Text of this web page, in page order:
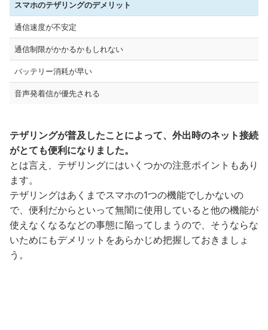
スマホのテザリングのデメリット
通信速度が不安定
通信制限がかかるかもしれない
バッテリー消耗が早い
音声発着信が優先される
テザリングが普及したことによって、外出時のネット接続
がとても便利になりました。
とは言え、テザリングにはいくつかの注意ポイントもあり
ます。
テザリングはあくまでスマホの1つの機能でしかないの
で、便利だからといって無闇に使用していると他の機能が
使えなくなるなどの事態に陥ってしまうので、そうならな
いためにもデメリットをあらかじめ把握しておきましょ
う。